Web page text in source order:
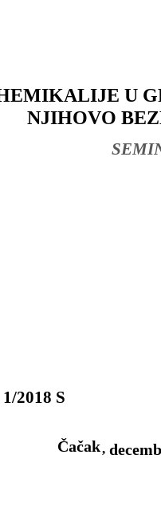
NJIHOVO
1/2018
Čačak,